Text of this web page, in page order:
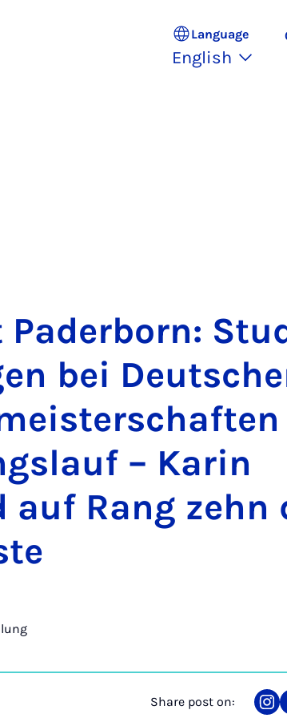
Language
English
bei
– Karin
auf Rang zehn
Share post on: